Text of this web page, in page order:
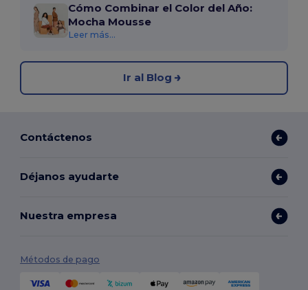
Cómo Combinar el Color del Año:
Mocha Mousse
Leer más...
Ir al Blog
Contáctenos
Déjanos ayudarte
Nuestra empresa
Métodos de pago